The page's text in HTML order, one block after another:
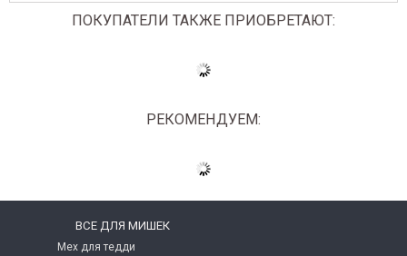
ПОКУПАТЕЛИ ТАКЖЕ ПРИОБРЕТАЮТ:
РЕКОМЕНДУЕМ:
ВСЕ ДЛЯ МИШЕК
Мех для тедди